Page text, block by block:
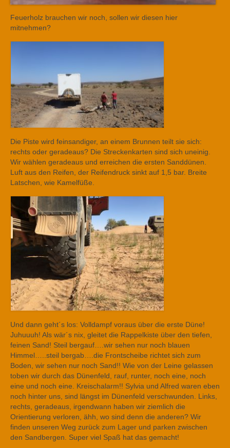
Feuerholz brauchen wir noch, sollen wir diesen hier
mitnehmen?
Die Piste wird feinsandiger, an einem Brunnen teilt sie sich:
rechts oder geradeaus? Die Streckenkarten sind sich uneinig.
Wir wählen geradeaus und erreichen die ersten Sanddünen.
Luft aus den Reifen, der Reifendruck sinkt auf 1,5 bar. Breite
Latschen, wie Kamelfüße.
Und dann geht´s los: Volldampf voraus über die erste Düne!
Juhuuuh! Als wär´s nix, gleitet die Rappelkiste über den tiefen,
feinen Sand! Steil bergauf….wir sehen nur noch blauen
Himmel…..steil bergab….die Frontscheibe richtet sich zum
Boden, wir sehen nur noch Sand!! Wie von der Leine gelassen
toben wir durch das Dünenfeld, rauf, runter, noch eine, noch
eine und noch eine. Kreischalarm!! Sylvia und Alfred waren eben
noch hinter uns, sind längst im Dünenfeld verschwunden. Links,
rechts, geradeaus, irgendwann haben wir ziemlich die
Orientierung verloren, ähh, wo sind denn die anderen? Wir
finden unseren Weg zurück zum Lager und parken zwischen
den Sandbergen. Super viel Spaß hat das gemacht!